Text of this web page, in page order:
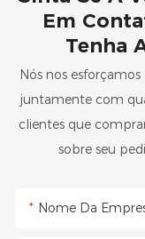
Em
Tenha
Nós nos
juntamente com
clientes que
sobre seu
Nome Da